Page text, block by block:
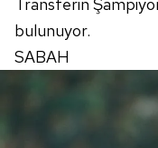
bulunuyor.
SABAH